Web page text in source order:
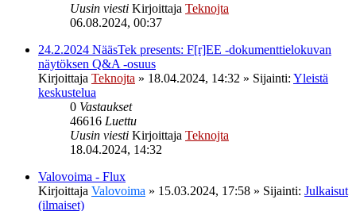
Uusin viesti Kirjoittaja Teknojta
06.08.2024, 00:37
24.2.2024 NääsTek presents: F[r]EE -dokumenttielokuvan
näytöksen Q&A -osuus
Kirjoittaja Teknojta » 18.04.2024, 14:32 » Sijainti: Yleistä
keskustelua
0 Vastaukset
46616 Luettu
Uusin viesti Kirjoittaja Teknojta
18.04.2024, 14:32
Valovoima - Flux
Kirjoittaja Valovoima » 15.03.2024, 17:58 » Sijainti: Julkaisut
(ilmaiset)